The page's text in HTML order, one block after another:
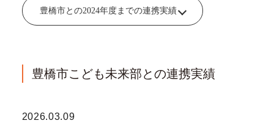
豊橋市との2024年度までの連携実績
豊橋市こども未来部との連携実績
2026.03.09